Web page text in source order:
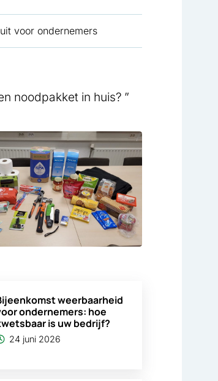
voor ondernemers
noodpakket in huis?
weerbaarheid
ondernemers: hoe
is uw bedrijf?
24 juni 2026